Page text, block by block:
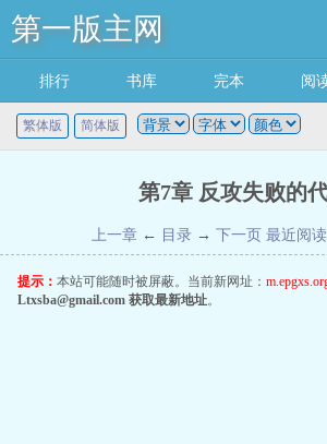
第一版主网
排行 书库 完本 阅
繁体版 简体版
第7章 反攻失败的
上一章 ← 目录 → 下一页 最近阅读
提示： 本站可能随时被屏蔽。当前新网址：
Ltxsba@gmail.com 获取最新地址。